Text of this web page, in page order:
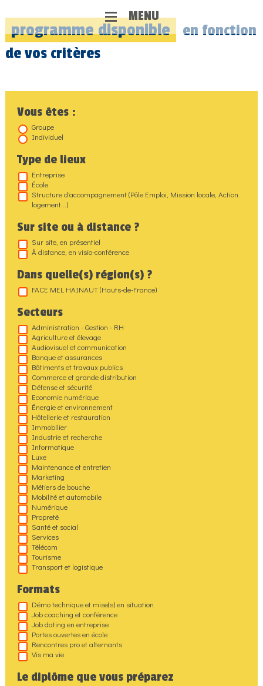
MENU
programmedisponible
en fonction
de vos critères
Vous êtes :
Groupe
Individuel
Type de lieux
Entreprise
École
Structure d'accompagnement (Pôle Emploi, Mission locale, Action
logement...)
Sur site ou à distance ?
Sur site, en présentiel
À distance, en visio-conférence
Dans quelle(s) région(s) ?
FACE MEL HAINAUT (Hauts-de-France)
Secteurs
Administration - Gestion - RH
Agriculture et élevage
Audiovisuel et communication
Banque et assurances
Bâtiments et travaux publics
Commerce et grande distribution
Défense et sécurité
Economie numérique
Énergie et environnement
Hôtellerie et restauration
Immobilier
Industrie et recherche
Informatique
Luxe
Maintenance et entretien
Marketing
Métiers de bouche
Mobilité et automobile
Numérique
Propreté
Santé et social
Services
Télécom
Tourisme
Transport et logistique
Formats
Démo technique et mise(s) en situation
Job coaching et conférence
Job dating en entreprise
Portes ouvertes en école
Rencontres pro et alternants
Vis ma vie
Le diplôme que vous préparez